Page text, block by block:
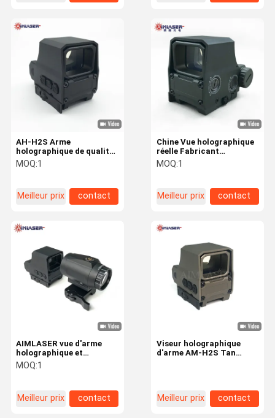
AH-H2S Arme
holographique de qualité
militaire Vue de nuit
Compatible avec 1200G
MOQ:1
Meilleur prix contact
Chine Vue holographique
réelle Fabricant
Personnalisation de
marque pour le
MOQ:1
Meilleur prix contact
AIMLASER vue d'arme
holographique et
grossisseur 3X pour
l'optique tactique
MOQ:1
Meilleur prix contact
Viseur holographique
d'arme AM-H2S Tan
Meilleur prix contact